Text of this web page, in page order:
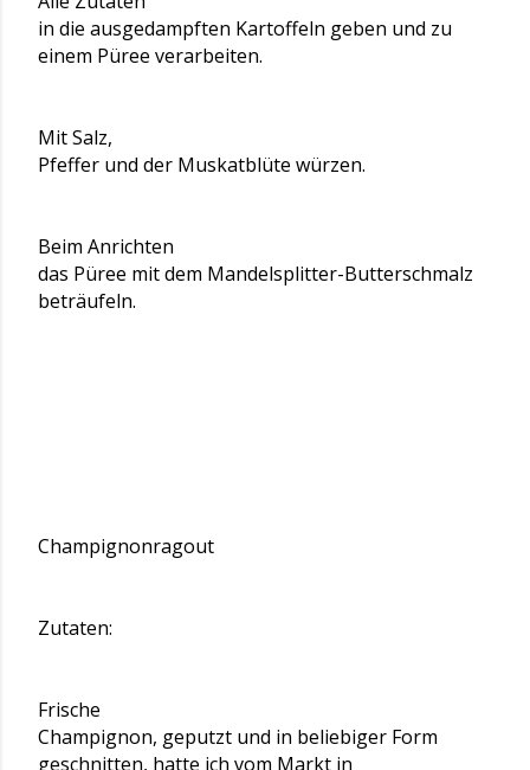
in die ausgedampften Kartoffeln geben und zu
einem Püree verarbeiten.
Mit Salz,
Pfeffer und der Muskatblüte würzen.
Beim Anrichten
das Püree mit dem Mandelsplitter-Butterschmalz
beträufeln.
Champignonragout
Zutaten:
Frische
Champignon, geputzt und in beliebiger Form
geschnitten, hatte ich vom Markt in